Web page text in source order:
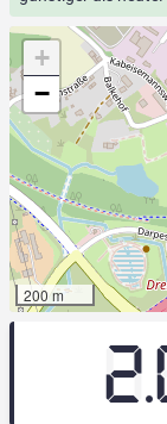
+
−
200 m